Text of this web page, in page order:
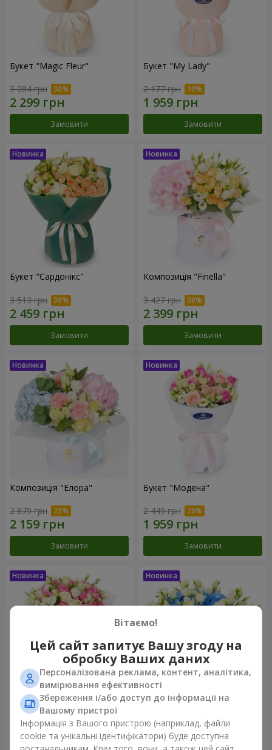
Букет "Magic Fleur"
3 284 грн
Замовити
Букет "My Lady"
2 177 грн
Замовити
Букет "Сардонікс"
3 513 грн
Замовити
Композиція "Finella"
3 427 грн
Замовити
Композиція "Елора"
2 879 грн
Замовити
Букет "Модена"
2 449 грн
Замовити
Букет "Piedmont"
5 465 грн
Композиція "Сільвія"
3 513 грн
Вітаємо!
Цей сайт запитує Вашу згоду на
обробку Ваших даних
Персоналізована реклама, контент, аналітика,
вимірювання ефективності
Збереження і/або доступ до інформації на
Вашому пристрої
Інформація з Вашого пристрою (наприклад, файли
cookie та унікальні ідентифікатори) буде доступна